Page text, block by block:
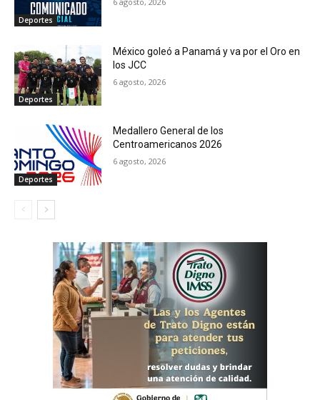
Deportes
Deportes
México goleó a Panamá y va por el Oro en
los JCC
6 agosto, 2026
Deportes
Medallero General de los
Centroamericanos 2026
6 agosto, 2026